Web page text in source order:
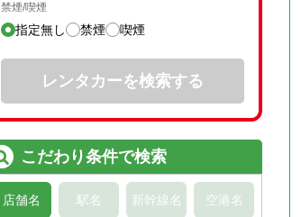
禁煙/喫煙
指定無し 禁煙 喫煙
レンタカーを検索する
こだわり条件で検索
店舗名 駅名 新幹線名 空港名